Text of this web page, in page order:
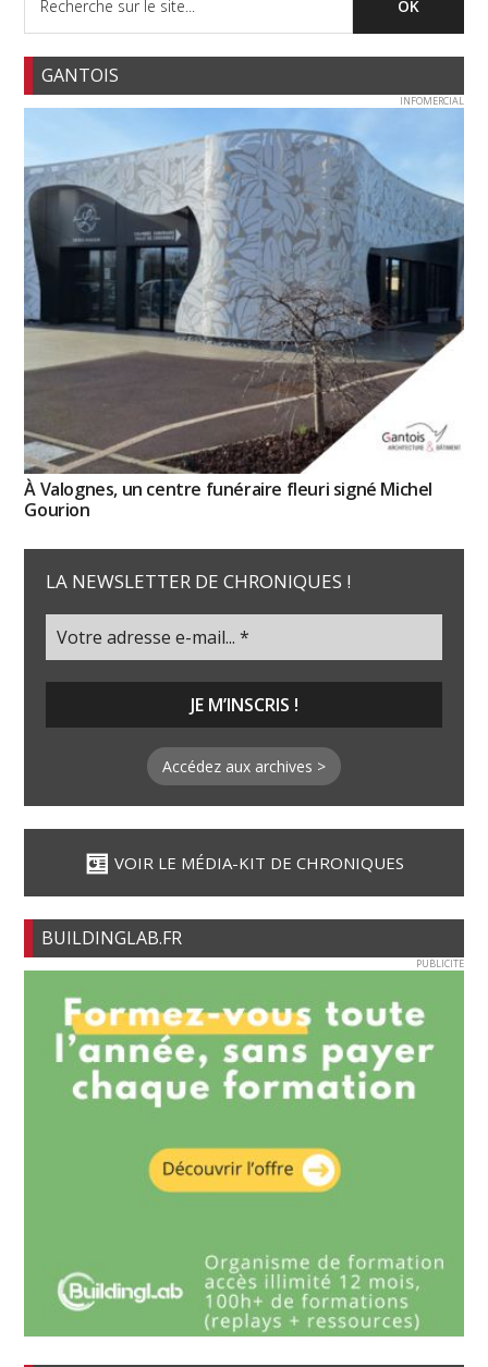
GANTOIS
INFOMERCIAL
À Valognes, un centre funéraire fleuri signé Michel
Gourion
LA NEWSLETTER DE CHRONIQUES !
Accédez aux archives >
VOIR LE MÉDIA-KIT DE CHRONIQUES
BUILDINGLAB.FR
PUBLICITE